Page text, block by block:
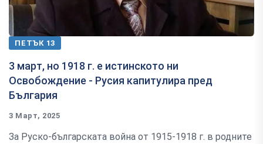
ПЕТЪК 13
3 март, но 1918 г. е истинското ни
Освобождение - Русия капитулира пред
България
3 Март, 2025
За Руско-българската война от 1915-1918 г. в родните